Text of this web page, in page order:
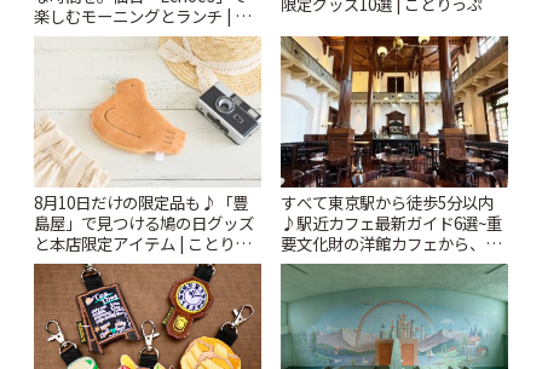
楽しむモーニングとランチ | こ
とりっぷ
8月10日だけの限定品も♪「豊
島屋」で見つける鳩の日グッズ
と本店限定アイテム | ことりっ
ぷ
すべて東京駅から徒歩5分以内
♪駅近カフェ最新ガイド6選~重
要文化財の洋館カフェから、改
札すぐのレトロ喫茶まで~ | こと